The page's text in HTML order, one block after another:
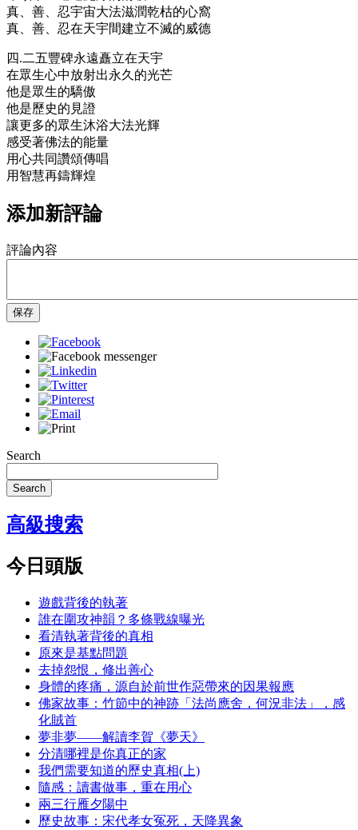
真、善、忍宇宙大法滋潤乾枯的心窩
真、善、忍在天宇間建立不滅的威德
四.二五豐碑永遠矗立在天宇
在眾生心中放射出永久的光芒
他是眾生的驕傲
他是歷史的見證
讓更多的眾生沐浴大法光輝
感受著佛法的能量
用心共同讚頌傳唱
用智慧再鑄輝煌
添加新評論
評論內容
保存
Search
Search
高級搜索
今日頭版
遊戲背後的執著
誰在圍攻神韻？多條戰線曝光
看清執著背後的真相
原來是基點問題
去掉怨恨，修出善心
身體的疼痛，源自於前世作惡帶來的因果報應
佛家故事：竹節中的神跡「法尚應舍，何況非法」，感
化賊首
夢非夢——解讀李賀《夢天》
分清哪裡是你真正的家
我們需要知道的歷史真相(上)
隨感：讀書做事，重在用心
兩三行雁夕陽中
歷史故事：宋代孝女冤死，天降異象